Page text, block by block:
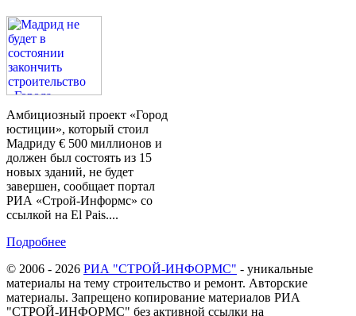
Амбициозный проект «Город
юстиции», который стоил
Мадриду € 500 миллионов и
должен был состоять из 15
новых зданий, не будет
завершен, сообщает портал
РИА «Строй-Информс» со
ссылкой на El Pais....
Подробнее
© 2006 - 2026 РИА "СТРОЙ-ИНФОРМС" - уникальные
материалы на тему строительство и ремонт. Авторские
материалы. Запрещено копирование материалов РИА
"СТРОЙ-ИНФОРМС" без активной ссылки на